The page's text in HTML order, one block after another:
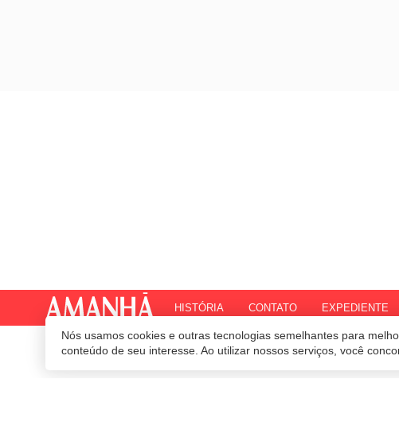
Nós usamos cookies e outras tecnologias semelhantes para
conteúdo de seu interesse. Ao utilizar nossos serviços, você
HISTÓRIA CONTATO EXPEDIENTE
© 2020 Revista Amanhã. Todos os direitos reservados.Desenvolvido por